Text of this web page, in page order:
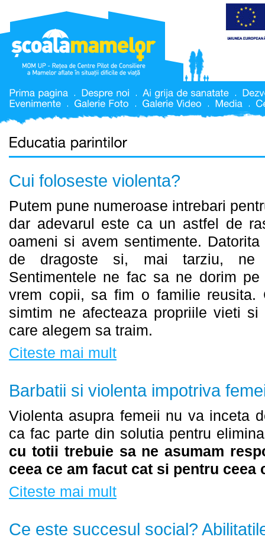
Cui foloseste violenta?
Putem pune numeroase intrebari
dar adevarul este ca un astfel de
oameni si avem sentimente.
de dragoste si, mai tarziu, ne
Sentimentele ne fac sa ne dorim
vrem copii, sa fim o familie reusita.
simtim ne afecteaza propriile vieti
care alegem sa traim.
Citeste mai mult
Barbatii si violenta impotriva
Violenta asupra femeii nu va inceta
ca fac parte din solutia pentru
cu totii trebuie sa ne asumam
ceea ce am facut cat si pentru ceea
Citeste mai mult
Ce este succesul social?